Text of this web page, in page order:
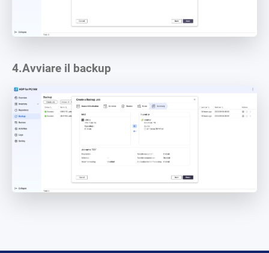
4.Avviare il backup